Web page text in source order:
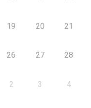
19 20 21
26 27 28
2 3 4